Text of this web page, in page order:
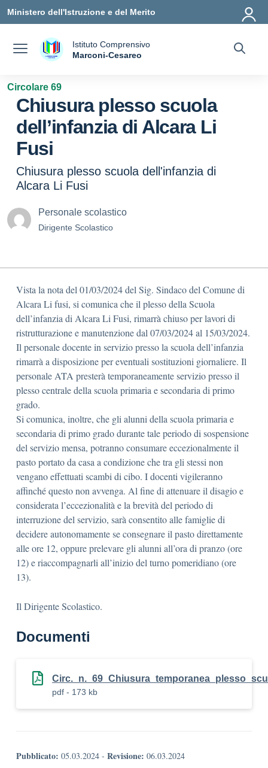
Vai ai contenuti
Vai al menu di navigazione
Vai al footer
Ministero dell'Istruzione e del Merito
Istituto Comprensivo
Marconi-Cesareo
Circolare 69
Chiusura plesso scuola
dell’infanzia di Alcara Li
Fusi
Chiusura plesso scuola dell'infanzia di
Alcara Li Fusi
Personale scolastico
Dirigente Scolastico
Vista la nota del 01/03/2024 del Sig. Sindaco del Comune di
Alcara Li fusi, si comunica che il plesso della Scuola
dell’infanzia di Alcara Li Fusi, rimarrà chiuso per lavori di
ristrutturazione e manutenzione dal 07/03/2024 al 15/03/2024.
Il personale docente in servizio presso la scuola dell’infanzia
rimarrà a disposizione per eventuali sostituzioni giornaliere. Il
personale ATA presterà temporaneamente servizio presso il
plesso centrale della scuola primaria e secondaria di primo
grado.
Si comunica, inoltre, che gli alunni della scuola primaria e
secondaria di primo grado durante tale periodo di sospensione
del servizio mensa, potranno consumare eccezionalmente il
pasto portato da casa a condizione che tra gli stessi non
vengano effettuati scambi di cibo. I docenti vigileranno
affinché questo non avvenga. Al fine di attenuare il disagio e
considerata l’eccezionalità e la brevità del periodo di
interruzione del servizio, sarà consentito alle famiglie di
decidere autonomamente se consegnare il pasto direttamente
alle ore 12, oppure prelevare gli alunni all’ora di pranzo (ore
12) e riaccompagnarli all’inizio del turno pomeridiano (ore
13).
Il Dirigente Scolastico.
Documenti
pdf - 173 kb
Pubblicato: 05.03.2024 - Revisione: 06.03.2024